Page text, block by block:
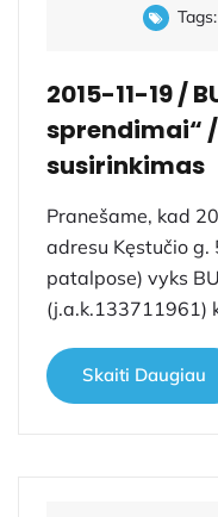
Tags:
2015-11-19 /
sprendimai“
susirinkimas
Pranešame, kad
adresu Kęstučio g.
patalpose) vyks
(j.a.k.133711961)
Skaiti Daugiau